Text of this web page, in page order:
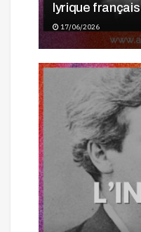
lyrique français
17/06/2026